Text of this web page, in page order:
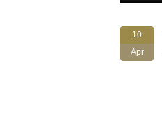
10
Apr